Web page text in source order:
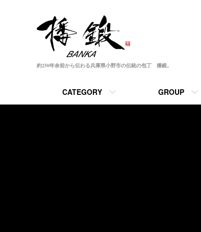
約250年余前から伝わる兵庫県小野市の伝統の包丁 播鍛。
CATEGORY GROUP